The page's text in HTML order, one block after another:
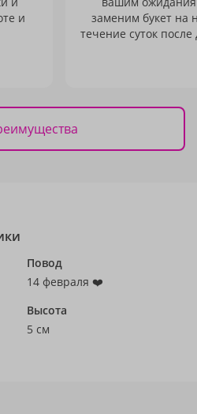
и
заменим букет на
течение суток после
Повод
14 февраля ❤️
Высота
5 см